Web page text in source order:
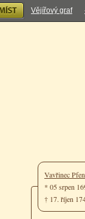
Vějířový graf
Vavřinec
* 05 srpen
† 17. říjen